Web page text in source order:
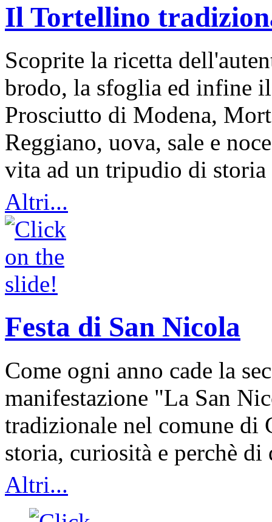
Il Tortellino
Scoprite la ricetta
brodo, la sfoglia ed infine
Prosciutto di Modena,
Reggiano, uova, sale e
vita ad un tripudio di storia
Altri...
Festa di San Nicola
Come ogni anno cade la
manifestazione "La San
tradizionale nel comune di
storia, curiosità e perchè
Altri...